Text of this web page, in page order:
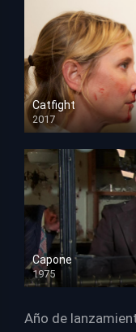
Catfight
2017
HD 720p
Capone
1975
HD 1080p
Año de